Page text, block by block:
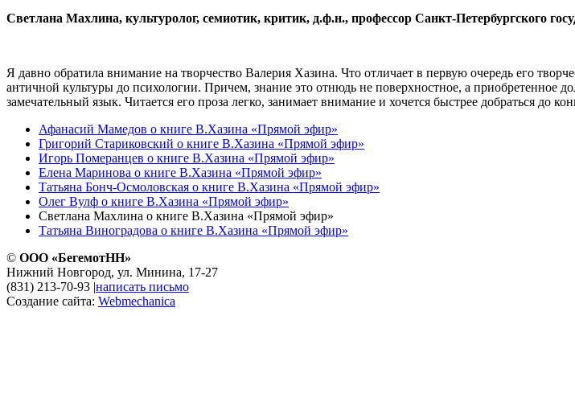
Светлана Махлина, культуролог, семиотик, критик, д.ф.н., профессор Санкт-Петербургского
Я давно обратила внимание на творчество Валерия Хазина. Что отличает в первую очередь его
античной культуры до психологии. Причем, знание это отнюдь не поверхностное, а приобретенное
замечательный язык. Читается его проза легко, занимает внимание и хочется быстрее добраться до
Афанасий Мамедов о книге В.Хазина «Прямой эфир»
Григорий Стариковский о книге В.Хазина «Прямой эфир»
Игорь Померанцев о книге В.Хазина «Прямой эфир»
Елена Маринова о книге В.Хазина «Прямой эфир»
Татьяна Бонч-Осмоловская о книге В.Хазина «Прямой эфир»
Олег Вулф о книге В.Хазина «Прямой эфир»
Светлана Махлина о книге В.Хазина «Прямой эфир»
Татьяна Виноградова о книге В.Хазина «Прямой эфир»
© ООО «БегемотНН»
Нижний Новгород, ул. Минина, 17-27
(831) 213-70-93 |написать письмо
Создание сайта: Webmechanica